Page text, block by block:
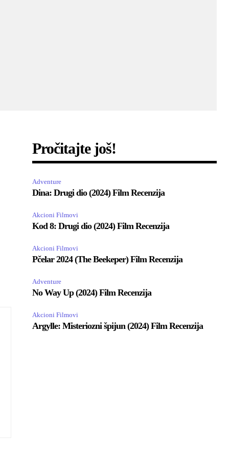
Pročitajte još!
Adventure
Dina: Drugi dio (2024) Film Recenzija
Akcioni Filmovi
Kod 8: Drugi dio (2024) Film Recenzija
Akcioni Filmovi
Pčelar 2024 (The Beekeper) Film Recenzija
Adventure
No Way Up (2024) Film Recenzija
Akcioni Filmovi
Argylle: Misteriozni špijun (2024) Film Recenzija